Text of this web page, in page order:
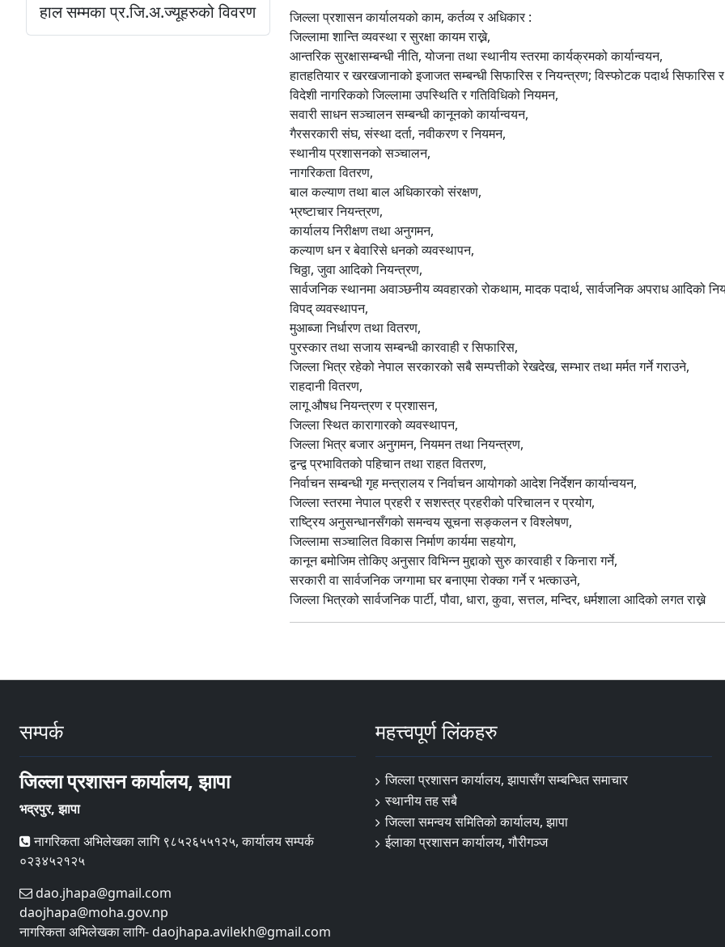
हाल सम्मका प्र.जि.अ.ज्यूहरुको विवरण
जिल्ला प्रशासन कार्यालयको काम, कर्तव्य र अधिकार :
जिल्लामा शान्ति व्यवस्था र सुरक्षा कायम राख्ने,
आन्तरिक सुरक्षासम्बन्धी नीति, योजना तथा स्थानीय स्तरमा कार्यक्रमको कार्यान्वयन,
हातहतियार र खरखजानाको इजाजत सम्बन्धी सिफारिस र नियन्त्रण; विस्फोटक पदार्थ सिफारिस
विदेशी नागरिकको जिल्लामा उपस्थिति र गतिविधिको नियमन,
सवारी साधन सञ्चालन सम्बन्धी कानूनको कार्यान्वयन,
गैरसरकारी संघ, संस्था दर्ता, नवीकरण र नियमन,
स्थानीय प्रशासनको सञ्चालन,
नागरिकता वितरण,
बाल कल्याण तथा बाल अधिकारको संरक्षण,
भ्रष्टाचार नियन्त्रण,
कार्यालय निरीक्षण तथा अनुगमन,
कल्याण धन र बेवारिसे धनको व्यवस्थापन,
चिठ्ठा, जुवा आदिको नियन्त्रण,
सार्वजनिक स्थानमा अवाञ्छनीय व्यवहारको रोकथाम, मादक पदार्थ, सार्वजनिक अपराध आदिको
विपद् व्यवस्थापन,
मुआब्जा निर्धारण तथा वितरण,
पुरस्कार तथा सजाय सम्बन्धी कारवाही र सिफारिस,
जिल्ला भित्र रहेको नेपाल सरकारको सबै सम्पत्तीको रेखदेख, सम्भार तथा मर्मत गर्ने गराउने,
राहदानी वितरण,
लागू औषध नियन्त्रण र प्रशासन,
जिल्ला स्थित कारागारको व्यवस्थापन,
जिल्ला भित्र बजार अनुगमन, नियमन तथा नियन्त्रण,
द्वन्द्व प्रभावितको पहिचान तथा राहत वितरण,
निर्वाचन सम्बन्धी गृह मन्त्रालय र निर्वाचन आयोगको आदेश निर्देशन कार्यान्वयन,
जिल्ला स्तरमा नेपाल प्रहरी र सशस्त्र प्रहरीको परिचालन र प्रयोग,
राष्ट्रिय अनुसन्धानसँगको समन्वय सूचना सङ्कलन र विश्लेषण,
जिल्लामा सञ्चालित विकास निर्माण कार्यमा सहयोग,
कानून बमोजिम तोकिए अनुसार विभिन्न मुद्दाको सुरु कारवाही र किनारा गर्ने,
सरकारी वा सार्वजनिक जग्गामा घर बनाएमा रोक्का गर्ने र भत्काउने,
जिल्ला भित्रको सार्वजनिक पार्टी, पौवा, धारा, कुवा, सत्तल, मन्दिर, धर्मशाला आदिको लगत राख्ने
सम्पर्क
जिल्ला प्रशासन कार्यालय, झापा
भद्रपुर, झापा
नागरिकता अभिलेखका लागि ९८५२६५५१२५, कार्यालय सम्पर्क
०२३४५२१२५
dao.jhapa@gmail.com
daojhapa@moha.gov.np
नागरिकता अभिलेखका लागि- daojhapa.avilekh@gmail.com
महत्त्वपूर्ण लिंकहरु
जिल्ला प्रशासन कार्यालय, झापासँग सम्बन्धित समाचार
स्थानीय तह सबै
जिल्ला समन्वय समितिको कार्यालय, झापा
ईलाका प्रशासन कार्यालय, गौरीगञ्ज